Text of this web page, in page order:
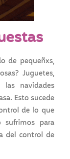
de pequeñxs,
Juguetes,
navidades
Esto sucede
de lo que
sufrimos para
del control de